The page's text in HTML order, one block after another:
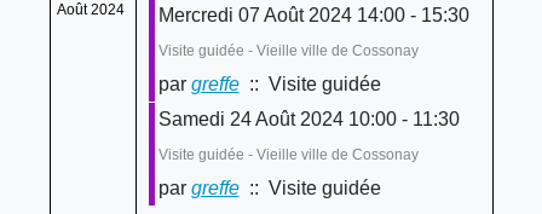
Août 2024 Mercredi 07 Août 2024 14:00 - 15:30
Visite guidée - Vieille ville de Cossonay
par greffe:: Visite guidée
Samedi 24 Août 2024 10:00 - 11:30
Visite guidée - Vieille ville de Cossonay
par greffe:: Visite guidée